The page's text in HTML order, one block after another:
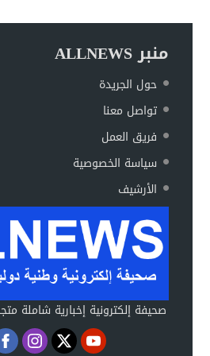
منبر ALLNEWS
حول الجريدة
تواصل معنا
فريق العمل
سياسة الخصوصية
الأرشيف
صحيفة إلكترونية إخبارية شاملة